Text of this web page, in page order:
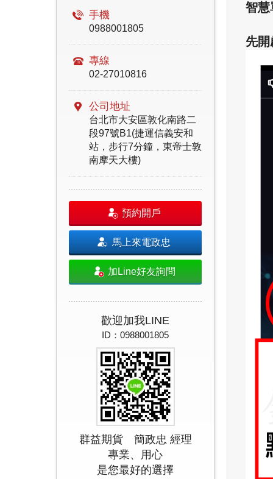
手機
0988001805
專線
02-27010816
公司地址
台北市大安區敦化南路二
段97號B1(捷運信義安和
站，步行7分鐘，東帝士敦
南摩天大樓)
預約開戶
馬上來電政忠
加Line好友詢問
歡迎加我LINE
ID：0988001805
群益期貨 簡政忠 經理
專業、用心
是您最好的選擇
智慧
先